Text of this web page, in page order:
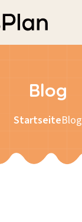
Blog
StartseiteBlog